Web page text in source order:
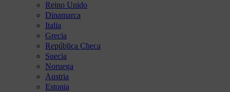
Reino Unido
Dinamarca
Italia
Grecia
República Checa
Suecia
Noruega
Austria
Estonia